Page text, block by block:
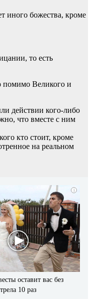
иного божества, кроме
то есть
помимо Великого и
действии кого-либо
что вместе с ним
кто стоит, кроме
на реальном
i
оставит вас без
10 раз